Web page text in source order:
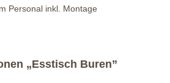
Personal inkl. Montage
„Esstisch Buren”